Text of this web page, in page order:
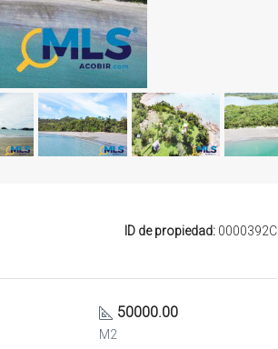
ID de propiedad: 0000392C
50000.00
M2